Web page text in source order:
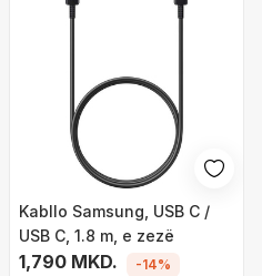
Kabllo Samsung, USB C /
USB C, 1.8 m, e zezë
1,790 MKD. -14%